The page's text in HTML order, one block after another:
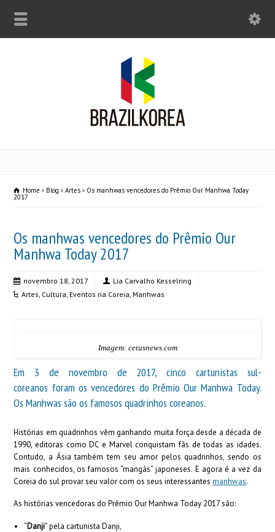
Home Blog Artes Os manhwas vencedores do Prêmio Our Manhwa Today
2017
Os manhwas vencedores do Prêmio Our
Manhwa Today 2017
novembro 18, 2017
Lia Carvalho Kesselring
Artes, Cultura, Eventos na Coreia, Manhwas
Imagem: cetusnews.com
Em 3 de novembro de 2017, cinco cartunistas sul-
coreanos foram os vencedores do Prêmio Our Manhwa Today.
Os Manhwas são os famosos quadrinhos coreanos.
Histórias em quadrinhos vêm ganhando muita força desde a década de
1990, editoras como DC e Marvel conquistam fãs de todas as idades.
Contudo, a Ásia também tem seu amor pelos quadrinhos, sendo os
mais conhecidos, os famosos “mangás” japoneses. E agora é a vez da
Coreia do sul provar seu valor com os seus interessantesmanhwas.
As histórias vencedoras do Prêmio Our Manhwa Today 2017 são:
“Danji” pela cartunista Danji,